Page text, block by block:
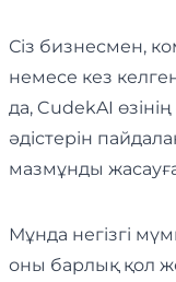
Сіз бизнесмен,
немесе кез
да, CudekAI
әдістерін
мазмұнды
Мұнда негізгі
оны барлық қол